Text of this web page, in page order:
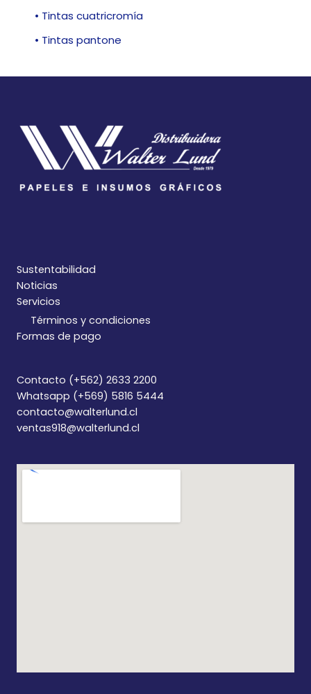
• Tintas cuatricromía
• Tintas pantone
Sustentabilidad
Noticias
Servicios
Términos y condiciones
Formas de pago
Contacto (+562) 2633 2200
Whatsapp (+569) 5816 5444
contacto@walterlund.cl
ventas918@walterlund.cl